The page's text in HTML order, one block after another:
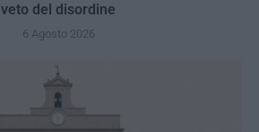
veto del disordine
6 Agosto 2026